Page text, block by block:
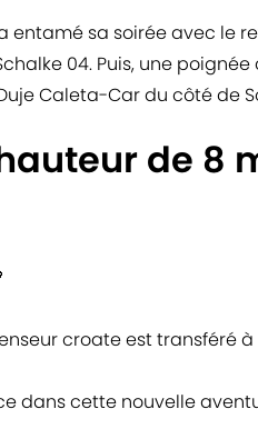
entamé sa soirée avec le
04. Puis, une
Caleta-Car du côté de
de 8
croate est transféré à
dans cette nouvelle